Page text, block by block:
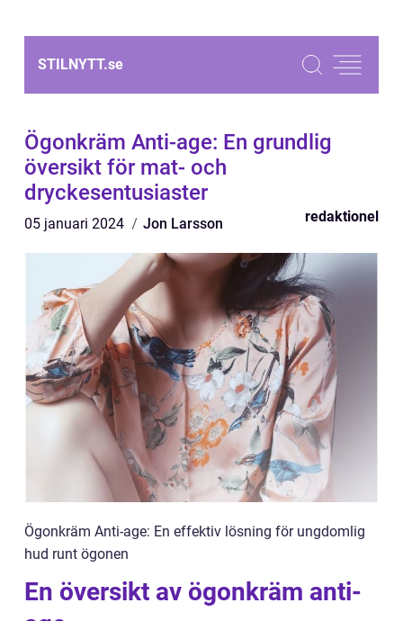
STILNYTT.se
Ögonkräm Anti-age: En grundlig
översikt för mat- och
dryckesentusiaster
05 januari 2024 Jon Larsson redaktionel
Ögonkräm Anti-age: En effektiv lösning för ungdomlig
hud runt ögonen
En översikt av ögonkräm anti-